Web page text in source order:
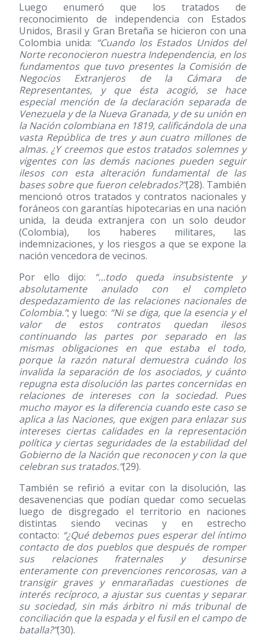
Luego enumeró que los tratados de
reconocimiento de independencia con Estados
Unidos, Brasil y Gran Bretaña se hicieron con una
Colombia unida: “Cuando los Estados Unidos del
Norte reconocieron nuestra Independencia, en los
fundamentos que tuvo presentes la Comisión de
Negocios Extranjeros de la Cámara de
Representantes, y que ésta acogió, se hace
especial mención de la declaración separada de
Venezuela y de la Nueva Granada, y de su unión en
la Nación colombiana en 1819, calificándola de una
vasta República de tres y aun cuatro millones de
almas. ¿Y creemos que estos tratados solemnes y
vigentes con las demás naciones pueden seguir
ilesos con esta alteración fundamental de las
bases sobre que fueron celebrados?”(28). También
mencionó otros tratados y contratos nacionales y
foráneos con garantías hipotecarias en una nación
unida, la deuda extranjera con un solo deudor
(Colombia), los haberes militares, las
indemnizaciones, y los riesgos a que se expone la
nación vencedora de vecinos.
Por ello dijo: “…todo queda insubsistente y
absolutamente anulado con el completo
despedazamiento de las relaciones nacionales de
Colombia.”; y luego: “Ni se diga, que la esencia y el
valor de estos contratos quedan ilesos
continuando las partes por separado en las
mismas obligaciones en que estaba el todo,
porque la razón natural demuestra cuándo los
invalida la separación de los asociados, y cuánto
repugna esta disolución las partes concernidas en
relaciones de intereses con la sociedad. Pues
mucho mayor es la diferencia cuando este caso se
aplica a las Naciones, que exigen para enlazar sus
intereses ciertas calidades en la representación
política y ciertas seguridades de la estabilidad del
Gobierno de la Nación que reconocen y con la que
celebran sus tratados.”(29).
También se refirió a evitar con la disolución, las
desavenencias que podían quedar como secuelas
luego de disgregado el territorio en naciones
distintas siendo vecinas y en estrecho
contacto: “¿Qué debemos pues esperar del íntimo
contacto de dos pueblos que después de romper
sus relaciones fraternales y desunirse
enteramente con prevenciones rencorosas, van a
transigir graves y enmarañadas cuestiones de
interés recíproco, a ajustar sus cuentas y separar
su sociedad, sin más árbitro ni más tribunal de
conciliación que la espada y el fusil en el campo de
batalla?”(30).